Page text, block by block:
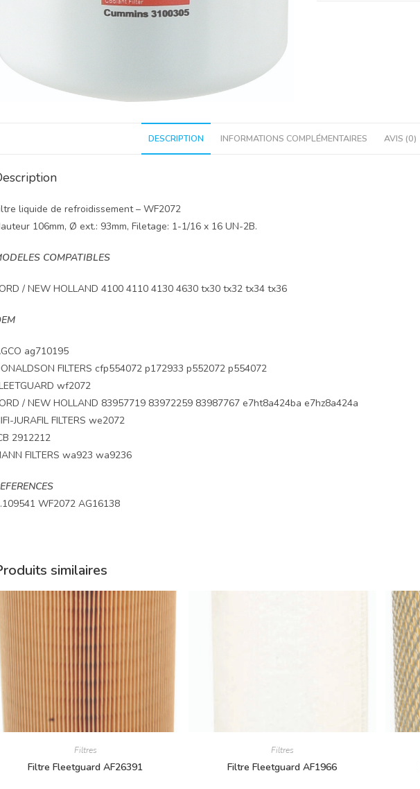
DESCRIPTION INFORMATIONS COMPLÉMENTAIRES AVIS (0)
liquide de refroidissement – WF2072
106mm, Ø ext.: 93mm, Filetage: 1-1/16 x 16 UN-2B.
COMPATIBLES
/ NEW HOLLAND 4100 4110 4130 4630 tx30 tx32 tx34 tx36
ag710195
FILTERS cfp554072 p172933 p552072 p554072
wf2072
/ NEW HOLLAND 83957719 83972259 83987767 e7ht8a424ba e7hz8a424a
JURAFIL FILTERS we2072
2912212
FILTERS wa923 wa9236
WF2072 AG16138
similaires
Filtres
Filtre Fleetguard AF26391
Filtres
Filtre Fleetguard AF1966